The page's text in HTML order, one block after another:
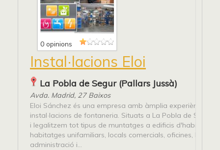
0 opinions
Instal·lacions Eloi
La Pobla de Segur (Pallars Jussà)
Avda. Madrid, 27 Baixos
Eloi Sánchez és una empresa amb àmplia experiència en
instal·lacions de fontaneria. Situats a La Pobla de Segur
i legalitzem tot tipus de muntatges a edificis d'habitatges,
habitatges unifamiliars, locals comercials, oficines,
administració i...